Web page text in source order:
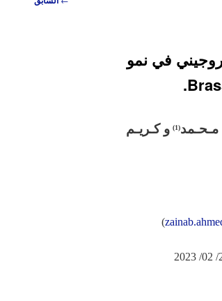
في نمو
مـحـمد(
1
) و كـريـم
)